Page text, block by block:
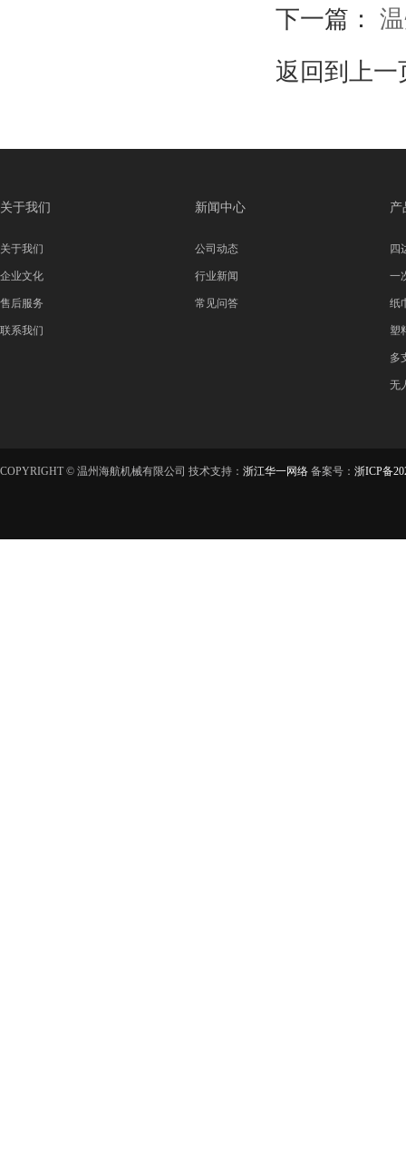
下一篇：
返回到上一
关于我们
关于我们
企业文化
售后服务
联系我们
新闻中心
公司动态
行业新闻
常见问答
产
四
一
纸
塑
多
无
COPYRIGHT © 温州海航机械有限公司 技术支持： 浙江华一网络 备案号： 浙ICP备